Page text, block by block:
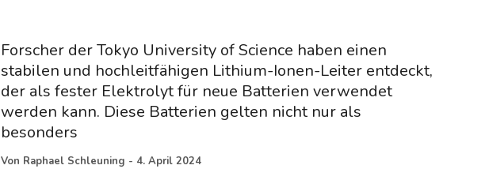
Forscher der Tokyo University of Science haben einen
stabilen und hochleitfähigen Lithium-Ionen-Leiter entdeckt,
der als fester Elektrolyt für neue Batterien verwendet
werden kann. Diese Batterien gelten nicht nur als
besonders
Von Raphael Schleuning - 4. April 2024